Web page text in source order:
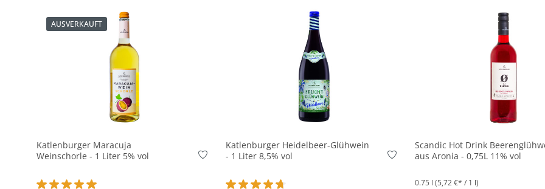
AUSVERKAUFT
Katlenburger Maracuja
Weinschorle - 1 Liter 5% vol
Katlenburger Heidelbeer-Glühwein
- 1 Liter 8,5% vol
In den Korb
Scandic Hot Drink
aus Aronia - 0,75L 11% vol
0.75 l (5,72 €* / 1 l)
In den Korb